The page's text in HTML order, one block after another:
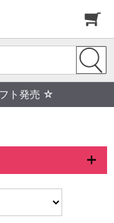
ト発売 ☆